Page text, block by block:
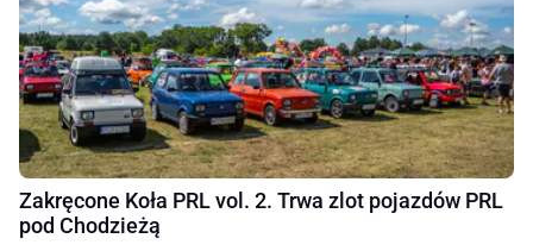
Zakręcone Koła PRL vol. 2. Trwa zlot pojazdów PRL
pod Chodzieżą